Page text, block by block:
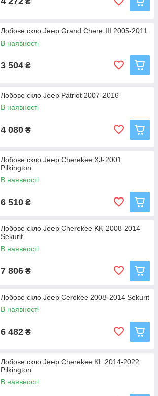
Лобове скло Jeep Grand Chere III 2005-2011
В наявності
3 504 ₴
Лобове скло Jeep Patriot 2007-2016
В наявності
4 080 ₴
Лобове скло Jeep Cherekee XJ-2001
Pilkington
В наявності
6 510 ₴
Лобове скло Jeep Cherekee KK 2008-2014
Sekurit
В наявності
7 806 ₴
Лобове скло Jeep Cerokee 2008-2014 Sekurit
В наявності
6 482 ₴
Лобове скло Jeep Cherekee KL 2014-2022
Pilkington
В наявності